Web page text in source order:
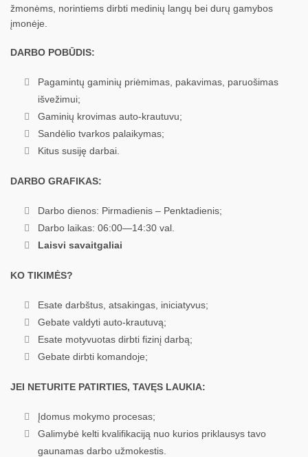
žmonėms, norintiems dirbti medinių langų bei durų gamybos
įmonėje.
DARBO POBŪDIS:
Pagamintų gaminių priėmimas, pakavimas, paruošimas
išvežimui;
Gaminių krovimas auto-krautuvu;
Sandėlio tvarkos palaikymas;
Kitus susiję darbai.
DARBO GRAFIKAS:
Darbo dienos: Pirmadienis – Penktadienis;
Darbo laikas: 06:00—14:30 val.
Laisvi savaitgaliai
KO TIKIMĖS?
Esate darbštus, atsakingas, iniciatyvus;
Gebate valdyti auto-krautuvą;
Esate motyvuotas dirbti fizinį darbą;
Gebate dirbti komandoje;
JEI NETURITE PATIRTIES, TAVĘS LAUKIA:
Įdomus mokymo procesas;
Galimybė kelti kvalifikaciją nuo kurios priklausys tavo
gaunamas darbo užmokestis.